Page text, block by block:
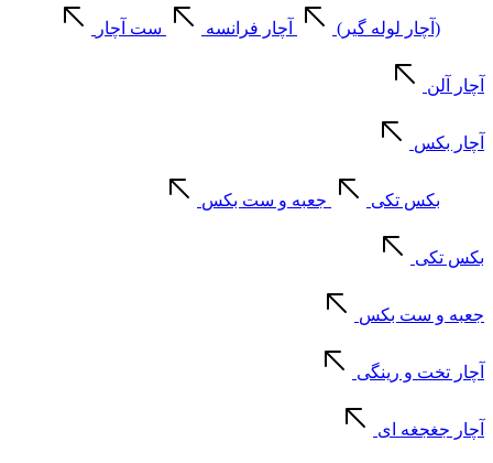
(آچار لوله گیر) آچار فرانسه ست آچار
آچار آلن
آچار بکس
بکس تکی جعبه و ست بکس
بکس تکی
جعبه و ست بکس
آچار تخت و رینگی
آچار جغجغه ای